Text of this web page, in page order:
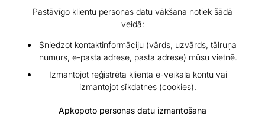
Pastāvīgo klientu personas datu vākšana notiek šādā
veidā:
Sniedzot kontaktinformāciju (vārds, uzvārds, tālruņa
numurs, e-pasta adrese, pasta adrese) mūsu vietnē.
Izmantojot reģistrēta klienta e-veikala kontu vai
izmantojot sīkdatnes (cookies).
Apkopoto personas datu izmantošana